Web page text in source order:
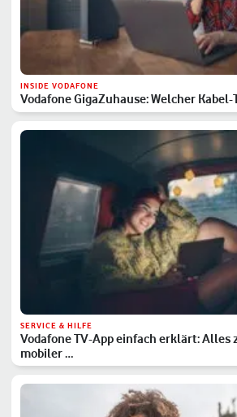
INSIDE VODAFONE
Vodafone GigaZuhause: Welcher
SERVICE & HILFE
Vodafone TV-App einfach erklärt: Alles
mobiler …